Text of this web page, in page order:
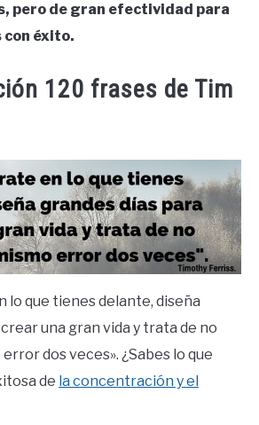
pero de gran efectividad para
con éxito.
120 frases de Tim
lo que tienes delante, diseña
una gran vida y trata de no
dos veces». ¿Sabes lo que
de la concentración y el